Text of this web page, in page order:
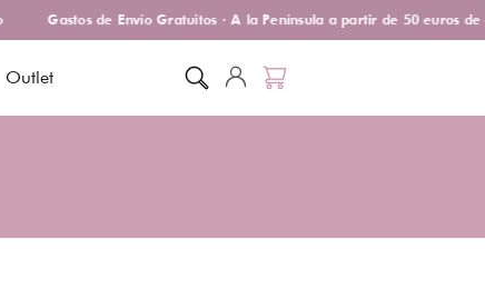
Gastos de Envío Gratuitos · A la Península a partir de 50 euros de
Outlet